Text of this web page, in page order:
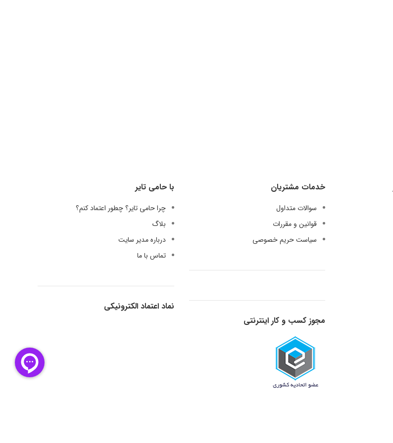
خدمات مشتریان
سوالات متداول
قوانین و مقررات
سیاست حریم خصوصی
مجوز کسب و کار اینترنتی
با حامی تایر
چرا حامی تایر؟ چطور اعتماد کنم؟
بلاگ
درباره مدیر سایت
تماس با ما
نماد اعتماد الکترونیکی